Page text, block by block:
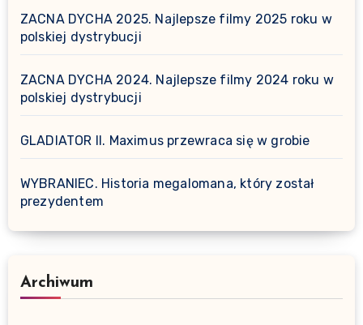
ZACNA DYCHA 2025. Najlepsze filmy 2025 roku w
polskiej dystrybucji
ZACNA DYCHA 2024. Najlepsze filmy 2024 roku w
polskiej dystrybucji
GLADIATOR II. Maximus przewraca się w grobie
WYBRANIEC. Historia megalomana, który został
prezydentem
Archiwum